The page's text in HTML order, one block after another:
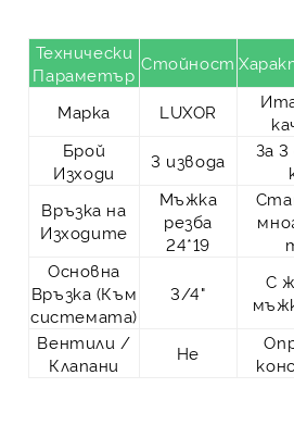
Технически
Параметър
Стойност
Марка LUXOR
Брой
Изходи
3 извода
За
Връзка на
Изходите
Мъжка
резба
24*19
Основна
Връзка (Към
системата)
3/4"
С
Вентили /
Клапани
Не